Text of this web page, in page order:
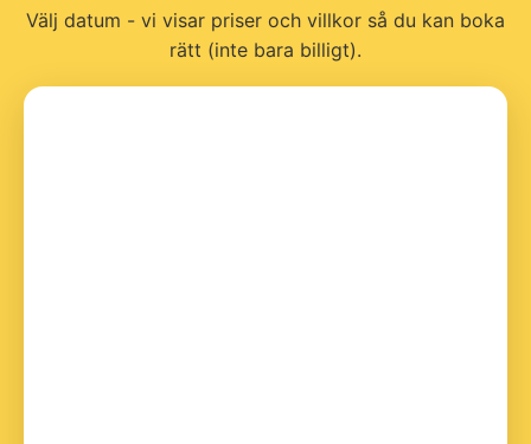
Välj datum - vi visar priser och villkor så du kan boka
rätt (inte bara billigt).